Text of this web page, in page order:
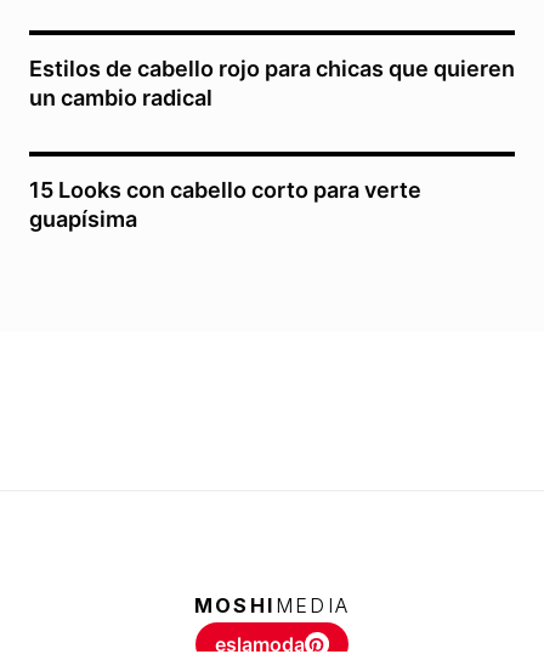
Estilos de cabello rojo para chicas que quieren
un cambio radical
15 Looks con cabello corto para verte
guapísima
MOSHI MEDIA
eslamoda